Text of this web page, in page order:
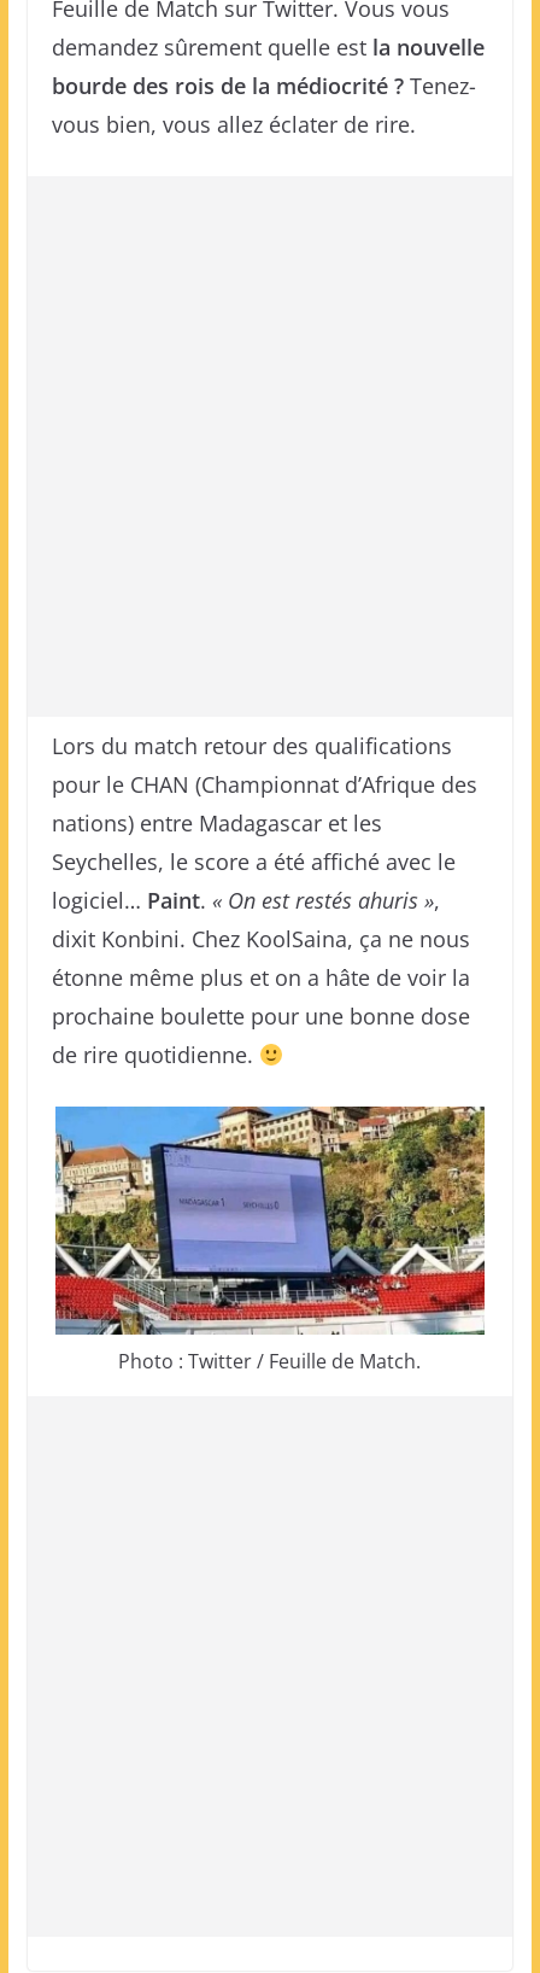
Feuille de Match sur Twitter. Vous vous
demandez sûrement quelle est la nouvelle
bourde des rois de la médiocrité ?Tenez-
vous bien, vous allez éclater de rire.
Lors du match retour des qualifications
pour le CHAN (Championnat d’Afrique des
nations) entre Madagascar et les
Seychelles, le score a été affiché avec le
logiciel… Paint. « On est restés ahuris »,
dixit Konbini. Chez KoolSaina, ça ne nous
étonne même plus et on a hâte de voir la
prochaine boulette pour une bonne dose
de rire quotidienne.
Photo : Twitter / Feuille de Match.